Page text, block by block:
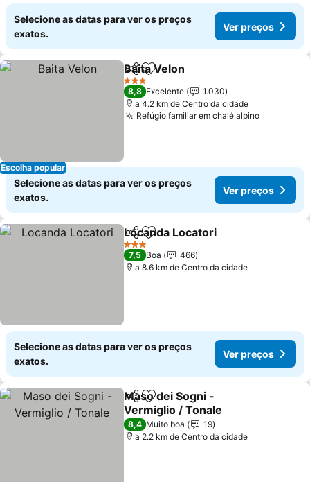
Selecione as datas para ver os preços
exatos.
Ver preços
Escolha popular
PartilharAdicionar aos favoritos
Baita Velon
3 Estrelas
8,8 Excelente
1.030
a 4.2 km de Centro da cidade
Refúgio familiar em chalé alpinoVer
Selecione as datas para ver os preços
exatos.
Ver preços
PartilharAdicionar aos favoritos
Locanda Locatori
3 Estrelas
7,5 Boa
466
a 8.6 km de Centro da cidade
Selecione as datas para ver os preços
exatos.
Ver preços
PartilharAdicionar aos favoritos
Maso dei Sogni -
Vermiglio / Tonale
Ver preços
8,4 Muito boa
19
a 2.2 km de Centro da cidade